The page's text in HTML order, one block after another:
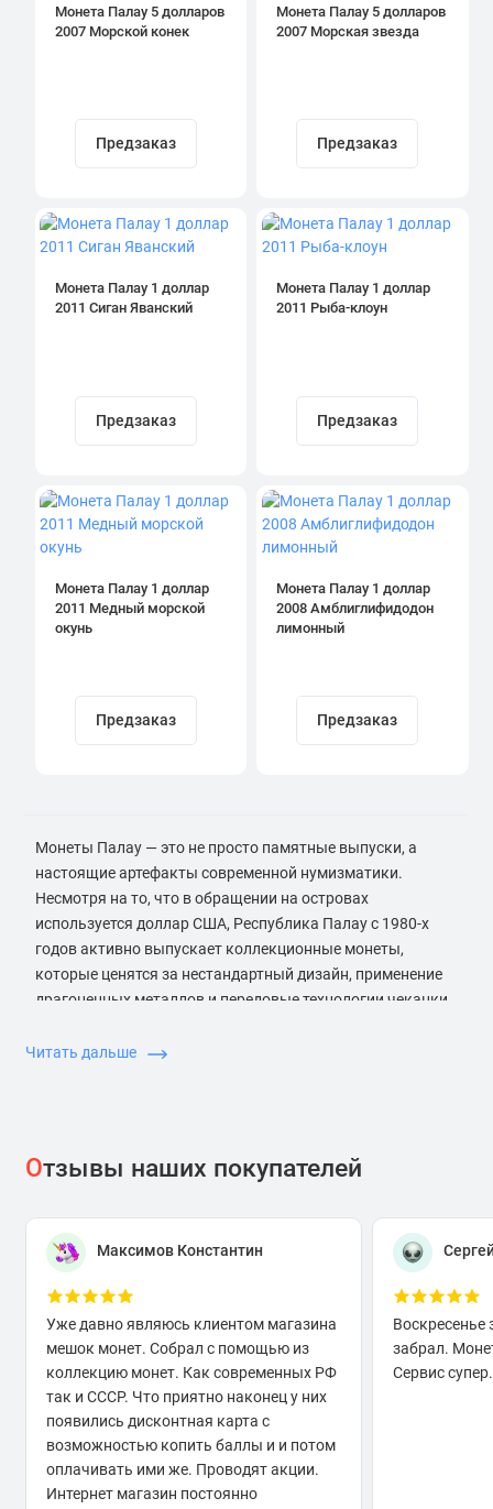
Монета Палау 5 долларов
2007 Морской конек
Предзаказ
Монета Палау 5 долларов
2007 Морская звезда
Предзаказ
Монета Палау 1 доллар
2011 Сиган Яванский
Предзаказ
Монета Палау 1 доллар
2011 Рыба-клоун
Предзаказ
Монета Палау 1 доллар
2011 Медный морской
окунь
Предзаказ
Монета Палау 1 доллар
2008 Амблиглифидодон
лимонный
Предзаказ
Монеты Палау — это не просто памятные выпуски, а
настоящие артефакты современной нумизматики.
Несмотря на то, что в обращении на островах
используется доллар США, Республика Палау с 1980-х
годов активно выпускает коллекционные монеты,
которые ценятся за нестандартный дизайн, применение
драгоценных металлов и передовые технологии чеканки
форм. Эти экземпляры регулярно появляются на
первоначальной цены.
В каталоге «Мешок монет» представлены проверенные
экземпляры с гарантией подлинности. Мы
специализируемся на современных коллекционных
монетах и предлагаем:
Подробное описание состояния каждой монеты с
фото
Консультации по инвестиционному потенциалу
Помощь в формировании тематических коллекций
Почему монеты Палау востребованы у
Читать дальше
Отзывы наших покупателей
Максимов Константин
Уже давно являюсь клиентом магазина
мешок монет. Собрал с помощью из
коллекцию монет. Как современных РФ
так и СССР. Что приятно наконец у них
появились дисконтная карта с
возможностью копить баллы и и потом
оплачивать ими же. Проводят акции.
Интернет магазин постоянно
Воскресенье
забрал.
Сервис